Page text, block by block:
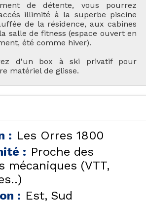
de détente, vous pourrez
illimité à la superbe piscine
de la résidence, aux cabines
salle de fitness (espace ouvert en
été comme hiver).
d'un box à ski privatif pour
matériel de glisse.
: Les Orres 1800
: Proche des
mécaniques (VTT,
: Est Sud